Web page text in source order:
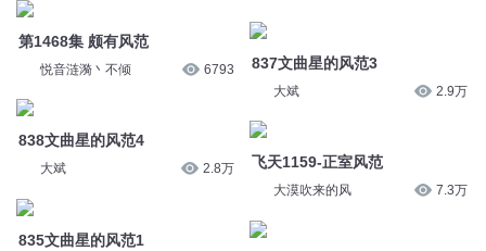
第1468集 颇有风范
悦音涟漪丶不倾 6793
838文曲星的风范4
大斌 2.8万
835文曲星的风范1
837文曲星的风范3
大斌 2.9万
飞天1159-正室风范
大漠吹来的风 7.3万